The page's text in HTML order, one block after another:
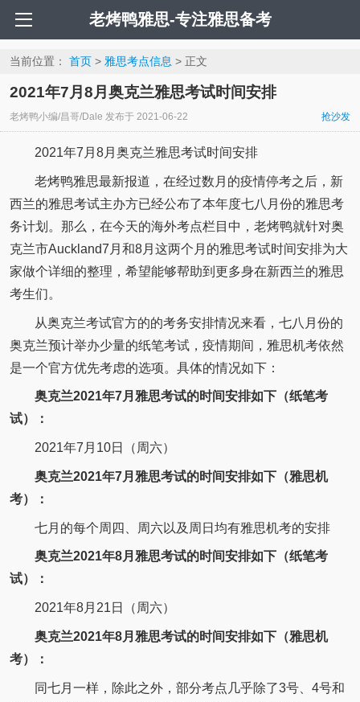
老烤鸭雅思-专注雅思备考
当前位置： 首页> 雅思考点信息 > 正文
2021年7月8月奥克兰雅思考试时间安排
老烤鸭小编/昌哥/Dale 发布于 2021-06-22 抢沙发
2021年7月8月奥克兰雅思考试时间安排
老烤鸭雅思最新报道，在经过数月的疫情停考之后，新
西兰的雅思考试主办方已经公布了本年度七八月份的雅思考
务计划。那么，在今天的海外考点栏目中，老烤鸭就针对奥
克兰市Auckland7月和8月这两个月的雅思考试时间安排为大
家做个详细的整理，希望能够帮助到更多身在新西兰的雅思
考生们。
从奥克兰考试官方的的考务安排情况来看，七八月份的
奥克兰预计举办少量的纸笔考试，疫情期间，雅思机考依然
是一个官方优先考虑的选项。具体的情况如下：
奥克兰2021年7月雅思考试的时间安排如下（纸笔考
试）：
2021年7月10日（周六）
奥克兰2021年7月雅思考试的时间安排如下（雅思机
考）：
七月的每个周四、周六以及周日均有雅思机考的安排
奥克兰2021年8月雅思考试的时间安排如下（纸笔考
试）：
2021年8月21日（周六）
奥克兰2021年8月雅思考试的时间安排如下（雅思机
考）：
同七月一样，除此之外，部分考点几乎除了3号、4号和